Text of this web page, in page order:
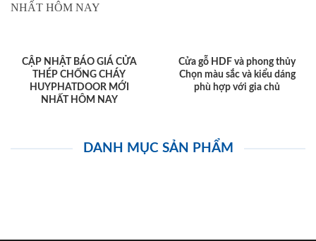
CẬP NHẬT BÁO GIÁ CỬA
THÉP CHỐNG CHÁY
HUYPHATDOOR MỚI
NHẤT HÔM NAY
Cửa gỗ HDF và phong thủy
Chọn màu sắc và kiểu dáng
phù hợp với gia chủ
DANH MỤC SẢN PHẨM